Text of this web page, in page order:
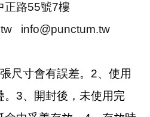
正路55號7樓
info@punctum.tw
尺寸會有誤差。2、使用
。3、開封後，未使用完